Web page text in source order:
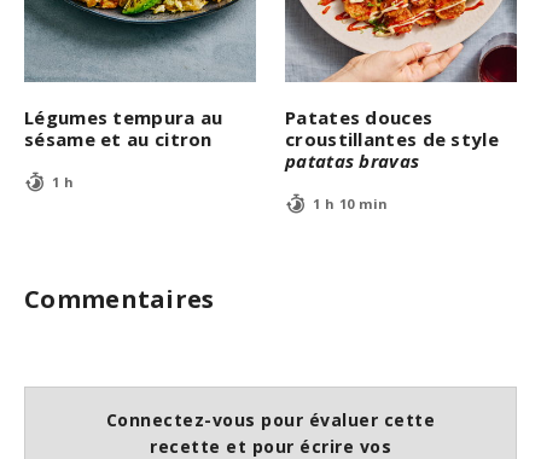
Légumes tempura au
sésame et au citron
1 h
Patates douces
croustillantes de style
patatas bravas
1 h 10 min
Commentaires
Connectez-vous pour évaluer cette
recette et pour écrire vos